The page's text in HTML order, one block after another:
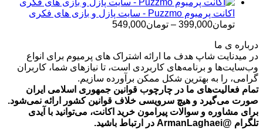
تومان699,000
اکانت پرمیوم Puzzmo - سایت پازل و بازی های فکری
تومان399,000
– تومان549,000
تا
تومان549,000
درباره ی ما
در میدنایت شاپ هدف ما ارائه اشتراک های پرمیوم برای انواع
وب‌سایت‌ها و برنامه‌های کاربردی است، تا نیازهای شما، کاربران
گرامی، را به بهترین شکل ممکن برآورده سازیم.
تمام فعالیت‌های ما در چارچوب قوانین جمهوری اسلامی ایران
صورت می‌گیرد و هیچ سرویسی خلاف قوانین کشور ارائه نمی‌شود.
برای مشاوره و سوالات پیرامون خرید اکانت، می‌توانید با آیدی
تلگرام @ArmanLaghaei در ارتباط باشید.